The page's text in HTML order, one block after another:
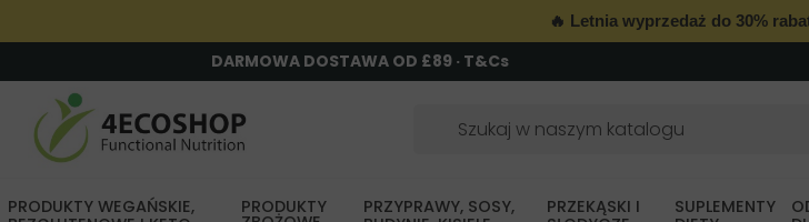
🔥 Letnia wyprzedaż do 30%
DARMOWA DOSTAWA OD £89 · T&Cs
PRODUKTY WEGAŃSKIE, PRODUKTY PRZYPRAWY, SOSY, PRZEKĄSKI I SUPLEMENTY